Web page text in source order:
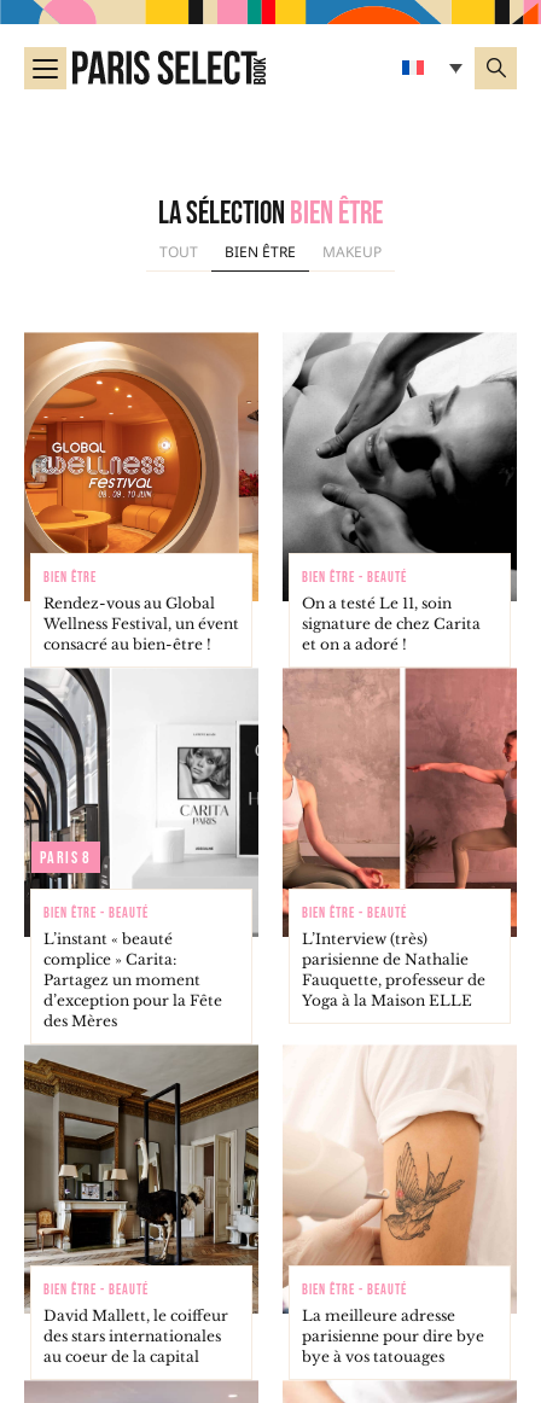
La sélectionBien être
TOUT BIEN ÊTRE MAKEUP
BIEN ÊTRE
Rendez-vous au Global
Wellness Festival, un évent
consacré au bien-être !
BIEN ÊTRE - BEAUTÉ
On a testé Le 11, soin
signature de chez Carita
et on a adoré !
Paris 8
BIEN ÊTRE - BEAUTÉ
L’instant « beauté
complice » Carita:
Partagez un moment
d’exception pour la Fête
des Mères
BIEN ÊTRE - BEAUTÉ
L’Interview (très)
parisienne de Nathalie
Fauquette, professeur de
Yoga à la Maison ELLE
BIEN ÊTRE - BEAUTÉ
David Mallett, le coiffeur
des stars internationales
au coeur de la capital
BIEN ÊTRE - BEAUTÉ
La meilleure adresse
parisienne pour dire bye
bye à vos tatouages